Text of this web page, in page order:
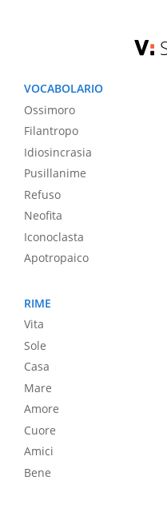
VOCABOLARIO
Ossimoro
Filantropo
Idiosincrasia
Pusillanime
Refuso
Neofita
Iconoclasta
Apotropaico
RIME
Vita
Sole
Casa
Mare
Amore
Cuore
Amici
Bene